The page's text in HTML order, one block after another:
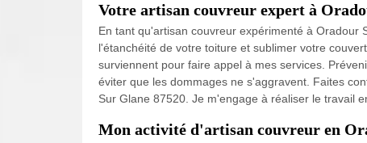
Votre artisan couvreur expert à
En tant qu'artisan couvreur expérimenté à
l'étanchéité de votre toiture et sublimer votre
surviennent pour faire appel à mes services.
éviter que les dommages ne s'aggravent. Faites
Sur Glane 87520. Je m'engage à réaliser le travail
Mon activité d'artisan couvreur en